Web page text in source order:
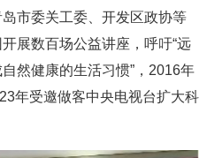
市委关工委、开发区政协等
展数百场公益讲座，呼吁“远
然健康的生活习惯”，2016年
年受邀做客中央电视台扩大科